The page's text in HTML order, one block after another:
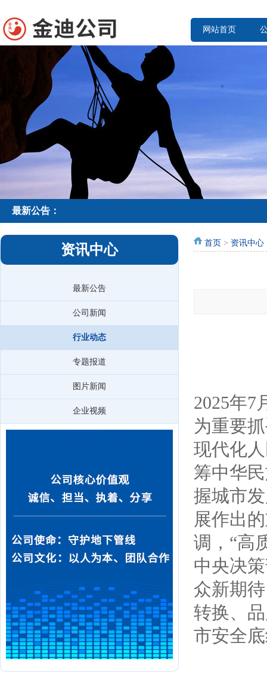
网站首页
最新公告：
资讯中心
最新公告
公司新闻
行业动态
专题报道
图片新闻
企业视频
首页 > 资讯中心
2025年7
为重要
现代化
筹中华
握城市
展作出
调，“高
中央决
众新期
转换、
市安全